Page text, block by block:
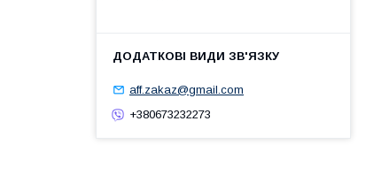
aff.zakaz@gmail.com
+380673232273